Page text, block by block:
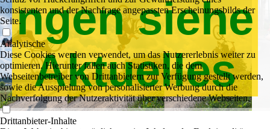
ngen siehe
Aktuelles
konsistenten und der Nachfrage angepassten Erscheinungsbilds der
Seite.
Analytische
Diese Cookies werden verwendet, um das Nutzererlebnis weiter zu
optimieren. Hierunter fallen auch Statistiken, die dem
Webseitenbetreiber von Drittanbietern zur Verfügung gestellt werden,
sowie die Ausspielung von personalisierter Werbung durch die
Nachverfolgung der Nutzeraktivität über verschiedene Webseiten.
Drittanbieter-Inhalte